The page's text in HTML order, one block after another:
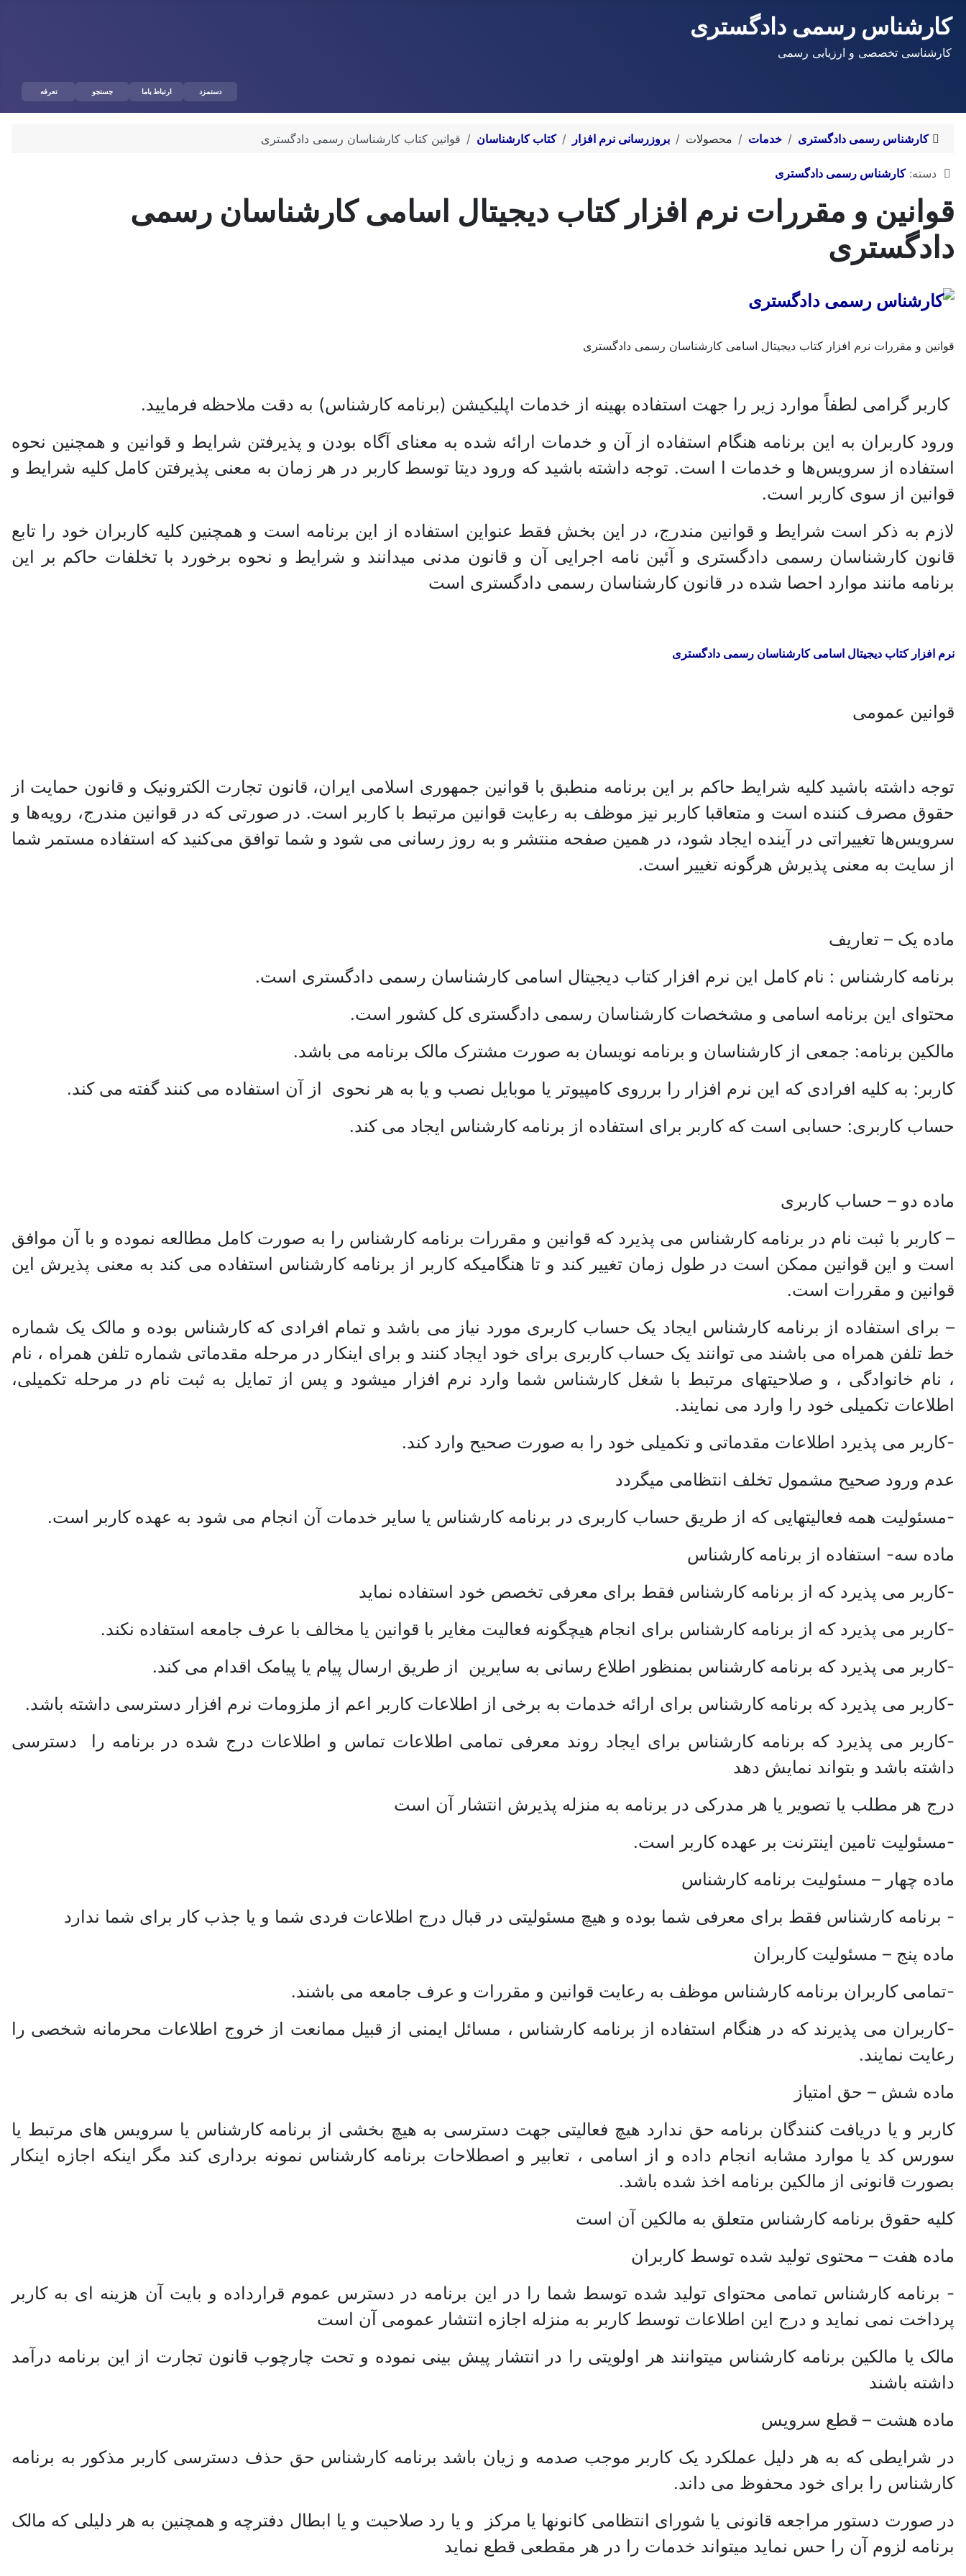
کارشناس رسمی دادگستری
کارشناسی تخصصی و ارزیابی رسمی
دستمزد ارتباط باما جستجو تعرفه
کارشناس رسمی دادگستری خدمات محصولات بروزرسانی نرم افزار کتاب کارشناسان قوانین کتاب کارشناسان رسمی دادگستری
توضیحات
دسته:کارشناس رسمی دادگستری
قوانین و مقررات نرم افزار کتاب دیجیتال اسامی کارشناسان رسمی
دادگستری
قوانین و مقررات نرم افزار کتاب دیجیتال اسامی کارشناسان رسمی دادگستری
کاربر گرامی لطفاً موارد زیر را جهت استفاده بهینه از خدمات اپلیکیشن (برنامه کارشناس) به دقت ملاحظه فرمایید.
ورود کاربران به این برنامه هنگام استفاده از آن و خدمات ارائه شده به معنای آگاه بودن و پذیرفتن شرایط و قوانین و همچنین نحوه
استفاده از سرویس‌‏ها و خدمات ا است. توجه داشته باشید که ورود دیتا توسط کاربر در هر زمان به معنی پذیرفتن کامل کلیه شرایط و
قوانین از سوی کاربر است.
لازم به ذکر است شرایط و قوانین مندرج، در این بخش فقط عنواین استفاده از این برنامه است و همچنین کلیه کاربران خود را تابع
قانون کارشناسان رسمی دادگستری و آئین نامه اجرایی آن و قانون مدنی میدانند و شرایط و نحوه برخورد با تخلفات حاکم بر این
برنامه مانند موارد احصا شده در قانون کارشناسان رسمی دادگستری است
نرم افزار کتاب دیجیتال اسامی کارشناسان رسمی دادگستری
قوانین عمومی
توجه داشته باشید کلیه شرایط حاکم بر این برنامه منطبق با قوانین جمهوری اسلامی ایران، قانون تجارت الکترونیک و قانون حمایت از
حقوق مصرف کننده است و متعاقبا کاربر نیز موظف به رعایت قوانین مرتبط با کاربر است. در صورتی که در قوانین مندرج، رویه‏‌ها و
سرویس‏‌ها تغییراتی در آینده ایجاد شود، در همین صفحه منتشر و به روز رسانی می شود و شما توافق می‏‌کنید که استفاده مستمر شما
از سایت به معنی پذیرش هرگونه تغییر است.
ماده یک – تعاریف
برنامه کارشناس : نام کامل این نرم افزار کتاب دیجیتال اسامی کارشناسان رسمی دادگستری است.
محتوای این برنامه اسامی و مشخصات کارشناسان رسمی دادگستری کل کشور است.
مالکین برنامه: جمعی از کارشناسان و برنامه نویسان به صورت مشترک مالک برنامه می باشد.
کاربر: به کلیه افرادی که این نرم افزار را برروی کامپیوتر یا موبایل نصب و یا به هر نحوی از آن استفاده می کنند گفته می کند.
حساب کاربری: حسابی است که کاربر برای استفاده از برنامه کارشناس ایجاد می کند.
ماده دو – حساب کاربری
– کاربر با ثبت نام در برنامه کارشناس می پذیرد که قوانین و مقررات برنامه کارشناس را به صورت کامل مطالعه نموده و با آن موافق
است و این قوانین ممکن است در طول زمان تغییر کند و تا هنگامیکه کاربر از برنامه کارشناس استفاده می کند به معنی پذیرش این
قوانین و مقررات است.
– برای استفاده از برنامه کارشناس ایجاد یک حساب کاربری مورد نیاز می باشد و تمام افرادی که کارشناس بوده و مالک یک شماره
خط تلفن همراه می باشند می توانند یک حساب کاربری برای خود ایجاد کنند و برای اینکار در مرحله مقدماتی شماره تلفن همراه ، نام
، نام خانوادگی ، و صلاحیتهای مرتبط با شغل کارشناس شما وارد نرم افزار میشود و پس از تمایل به ثبت نام در مرحله تکمیلی،
اطلاعات تکمیلی خود را وارد می نمایند.
-کاربر می پذیرد اطلاعات مقدماتی و تکمیلی خود را به صورت صحیح وارد کند.
عدم ورود صحیح مشمول تخلف انتظامی میگردد
-مسئولیت همه فعالیتهایی که از طریق حساب کاربری در برنامه کارشناس یا سایر خدمات آن انجام می شود به عهده کاربر است.
ماده سه- استفاده از برنامه کارشناس
-کاربر می پذیرد که از برنامه کارشناس فقط برای معرفی تخصص خود استفاده نماید
-کاربر می پذیرد که از برنامه کارشناس برای انجام هیچگونه فعالیت مغایر با قوانین یا مخالف با عرف جامعه استفاده نکند.
-کاربر می پذیرد که برنامه کارشناس بمنظور اطلاع رسانی به سایرین از طریق ارسال پیام یا پیامک اقدام می کند.
-کاربر می پذیرد که برنامه کارشناس برای ارائه خدمات به برخی از اطلاعات کاربر اعم از ملزومات نرم افزار دسترسی داشته باشد.
-کاربر می پذیرد که برنامه کارشناس برای ایجاد روند معرفی تمامی اطلاعات تماس و اطلاعات درج شده در برنامه را دسترسی
داشته باشد و بتواند نمایش دهد
درج هر مطلب یا تصویر یا هر مدرکی در برنامه به منزله پذیرش انتشار آن است
-مسئولیت تامین اینترنت بر عهده کاربر است.
ماده چهار – مسئولیت برنامه کارشناس
- برنامه کارشناس فقط برای معرفی شما بوده و هیچ مسئولیتی در قبال درج اطلاعات فردی شما و یا جذب کار برای شما ندارد
ماده پنج – مسئولیت کاربران
-تمامی کاربران برنامه کارشناس موظف به رعایت قوانین و مقررات و عرف جامعه می باشند.
-کاربران می پذیرند که در هنگام استفاده از برنامه کارشناس ، مسائل ایمنی از قبیل ممانعت از خروج اطلاعات محرمانه شخصی را
رعایت نمایند.
ماده شش – حق امتیاز
کاربر و یا دریافت کنندگان برنامه حق ندارد هیچ فعالیتی جهت دسترسی به هیچ بخشی از برنامه کارشناس یا سرویس های مرتبط یا
سورس کد یا موارد مشابه انجام داده و از اسامی ، تعابیر و اصطلاحات برنامه کارشناس نمونه برداری کند مگر اینکه اجازه اینکار
بصورت قانونی از مالکین برنامه اخذ شده باشد.
کلیه حقوق برنامه کارشناس متعلق به مالکین آن است
ماده هفت – محتوی تولید شده توسط کاربران
- برنامه کارشناس تمامی محتوای تولید شده توسط شما را در این برنامه در دسترس عموم قرارداده و بایت آن هزینه ای به کاربر
پرداخت نمی نماید و درج این اطلاعات توسط کاربر به منزله اجازه انتشار عمومی آن است
مالک یا مالکین برنامه کارشناس میتوانند هر اولویتی را در انتشار پیش بینی نموده و تحت چارچوب قانون تجارت از این برنامه درآمد
داشته باشند
ماده هشت – قطع سرویس
در شرایطی که به هر دلیل عملکرد یک کاربر موجب صدمه و زیان باشد برنامه کارشناس حق حذف دسترسی کاربر مذکور به برنامه
کارشناس را برای خود محفوظ می داند.
در صورت دستور مراجعه قانونی یا شورای انتظامی کانونها یا مرکز و یا رد صلاحیت و یا ابطال دفترچه و همچنین به هر دلیلی که مالک
برنامه لزوم آن را حس نماید میتواند خدمات را در هر مقطعی قطع نماید